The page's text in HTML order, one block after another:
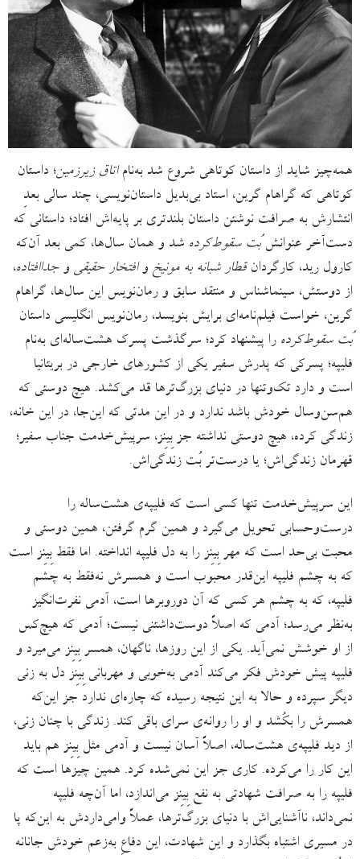
همه‌چیز شاید از داستان کوتاهی شروع شد به‌ناماتاق زیرزمین؛ داستان
کوتاهی که گراهام گرین، استاد بی‌بدیل داستان‌نویسی، چند سالی بعدِ
انتشارش به صرافت نوشتن داستان بلندتری بر پایه‌اش افتاد؛ داستانی که
دست‌آخر عنوانشبُت سقوط‌کرده شد و همان سال‌ها، کمی بعد آن‌که
کارول رید، کارگردانقطار شبانه به مونیخ وافتخار حقیقی وجداافتاده،
از دوستش، سینماشناس و منتقد سابق و رمان‌نویس این سال‌ها، گراهام
گرین، خواست فیلم‌نامه‌ای برایش بنویسد، رمان‌نویس انگلیسی داستان
بُت سقوط‌کرده را پیشنهاد کرد؛ سرگذشت پسرک هشت‌ساله‌ای به‌نام
فلیپه؛ پسرکی که پدرش سفیر یکی از کشورهای خارجی در بریتانیا
است و دارد تک‌وتنها در دنیای بزرگ‌ترها قد می‌کشد. هیچ دوستی که
هم‌سن‌وسال خودش باشد ندارد و در این مدتی که این‌جا، در این خانه،
زندگی کرده، هیچ دوستی نداشته جز بِینِز، سرپیش‌خدمت جناب سفیر؛
قهرمان زندگی‌اش؛ یا درست‌تر بُت زندگی‌اش.
این سرپیش‌خدمت تنها کسی است که فلیپه‌ی هشت‌ساله را
درست‌وحسابی تحویل می‌گیرد و همین گرم گرفتن، همین دوستی و
محبت بی‌حد است که مهر بِینِز را به دل فلیپه انداخته. اما فقط بِینِز است
که به چشم فلیپه این‌قدر محبوب است و همسرش نه‌فقط به چشم
فلیپه، که به چشم هر کسی که آن دوروبرها است، آدمی نفرت‌انگیز
به‌نظر می‌رسد؛ آدمی که اصلاً دوست‌داشتنی نیست؛ آدمی که هیچ‌کس
از او خوشش نمی‌آید. یکی از این روزها، ناگهان، همسر بِینِز می‌میرد و
فلیپه پیش خودش فکر می‌کند آدمی به‌خوبی و مهربانی بِینِز دل به زنی
دیگر سپرده و حالا به این نتیجه رسیده که چاره‌ای ندارد جز این‌که
همسرش را بکُشد و او را روانه‌ی سرای باقی کند. زندگی با چنان زنی،
از دید فلیپه‌ی هشت‌ساله، اصلاً آسان نیست و آدمی مثل بِینِز هم باید
این کار را می‌کرده. کاری جز این نمی‌شده کرد. همین چیزها است که
فلیپه را به صرافت شهادتی به نفع بِینِز می‌اندازد، اما آن‌چه فلیپه
نمی‌داند، ناآشنایی‌اش با دنیای بزرگ‌ترها، عملاً وامی‌داردش به این‌که پا
در مسیری اشتباه بگذارد و این شهادت، این دفاعِ به‌زعم خودش جانانه